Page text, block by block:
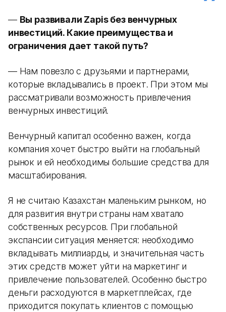
— Вы развивали Zapis без венчурных
инвестиций. Какие преимущества и
ограничения дает такой путь?
— Нам повезло с друзьями и партнерами,
которые вкладывались в проект. При этом мы
рассматривали возможность привлечения
венчурных инвестиций.
Венчурный капитал особенно важен, когда
компания хочет быстро выйти на глобальный
рынок и ей необходимы большие средства для
масштабирования.
Я не считаю Казахстан маленьким рынком, но
для развития внутри страны нам хватало
собственных ресурсов. При глобальной
экспансии ситуация меняется: необходимо
вкладывать миллиарды, и значительная часть
этих средств может уйти на маркетинг и
привлечение пользователей. Особенно быстро
деньги расходуются в маркетплейсах, где
приходится покупать клиентов с помощью